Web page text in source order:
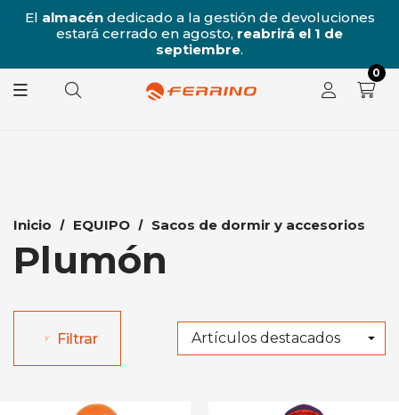
El almacéndedicado a la gestión de devoluciones
estará cerrado en agosto, reabrirá el 1 de
septiembre.
0
Inicio EQUIPO Sacos de dormir y accesorios
Plumón
Filtrar